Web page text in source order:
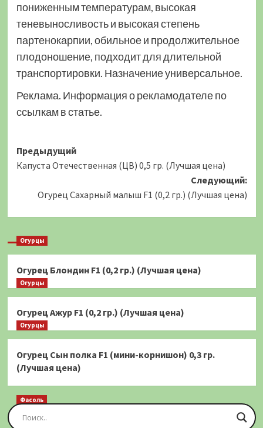
пониженным температурам, высокая
теневыносливость и высокая степень
партенокарпии, обильное и продолжительное
плодоношение, подходит для длительной
транспортировки. Назначение универсальное.
Реклама. Информация о рекламодателе по
ссылкам в статье.
Навигация
записи
Предыдущий
Капуста Отечественная (ЦВ) 0,5 гр. (Лучшая цена)
Следующий:
Огурец Сахарный малыш F1 (0,2 гр.) (Лучшая цена)
Огурцы
Огурец Блондин F1 (0,2 гр.) (Лучшая цена)
Огурцы
Огурец Ажур F1 (0,2 гр.) (Лучшая цена)
Огурцы
Огурец Сын полка F1 (мини-корнишон) 0,3 гр.
(Лучшая цена)
Фасоль
Фасоль Золотая Сакса (спаржевая) 20 шт.